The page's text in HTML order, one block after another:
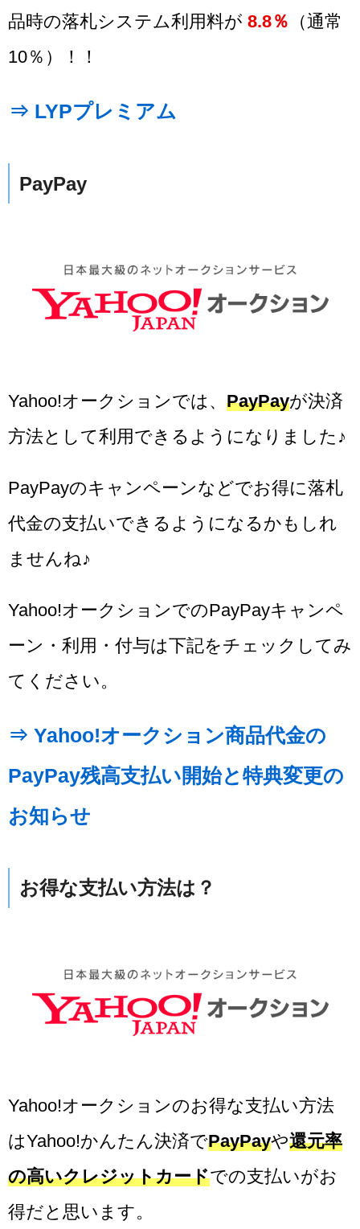
品時の落札システム利用料が 8.8％ （通常
10％）！！
⇒ LYPプレミアム
PayPay
Yahoo!オークションでは、 PayPayが決済
方法として利用できるようになりました♪
PayPayのキャンペーンなどでお得に落札
代金の支払いできるようになるかもしれ
ませんね♪
Yahoo!オークションでのPayPayキャンペ
ーン・利用・付与は下記をチェックしてみ
てください。
⇒ Yahoo!オークション商品代金の
PayPay残高支払い開始と特典変更の
お知らせ
お得な支払い方法は？
Yahoo!オークションのお得な支払い方法
はYahoo!かんたん決済でPayPayや還元率
の高いクレジットカードでの支払いがお
得だと思います。